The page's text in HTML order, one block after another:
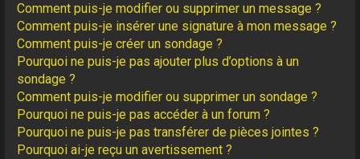
Comment puis-je modifier ou supprimer un message ?
Comment puis-je insérer une signature à mon message ?
Comment puis-je créer un sondage ?
Pourquoi ne puis-je pas ajouter plus d’options à un
sondage ?
Comment puis-je modifier ou supprimer un sondage ?
Pourquoi ne puis-je pas accéder à un forum ?
Pourquoi ne puis-je pas transférer de pièces jointes ?
Pourquoi ai-je reçu un avertissement ?